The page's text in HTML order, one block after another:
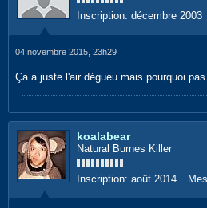
Inscription: décembre 2003
04 novembre 2015, 23h29
Ça a juste l'air dégueu mais pourquoi
koalabear
Natural Burnes Killer
Inscription: août 2014